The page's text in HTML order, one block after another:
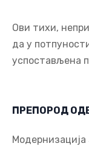
Ови тихи,
да у
успостављена
ПРЕПОРОД
Модернизација